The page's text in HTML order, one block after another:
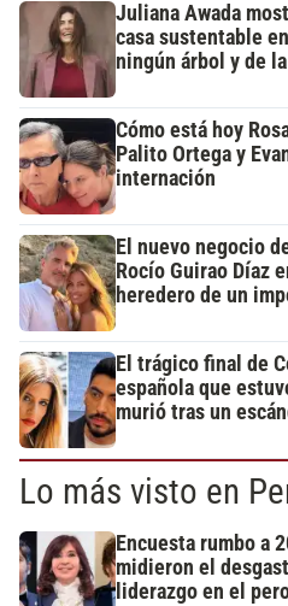
Juliana Awada
casa sustentable
ningún árbol y de
Cómo está hoy
Palito Ortega y
internación
El nuevo negocio
Rocío Guirao Díaz
heredero de un
El trágico final de
española que
murió tras un
Lo más visto en
Encuesta rumbo a
midieron el
liderazgo en el